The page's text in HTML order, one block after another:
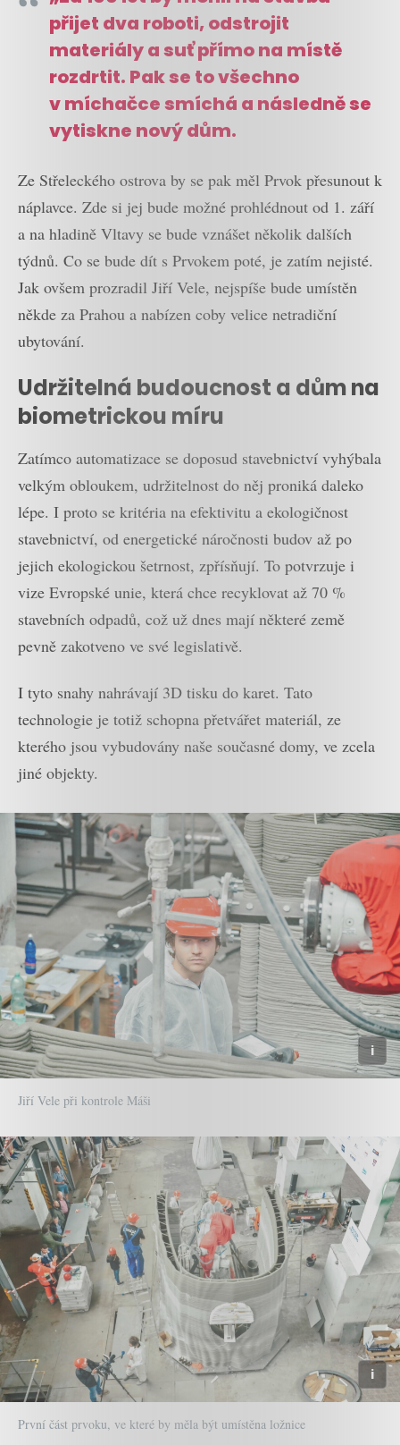
přijet dva roboti, odstrojit
materiály a suť přímo na místě
rozdrtit. Pak se to všechno
v míchačce smíchá a následně se
vytiskne nový dům.
Ze Střeleckého ostrova by se pak měl Prvok přesunout k
náplavce. Zde si jej bude možné prohlédnout od 1. září
a na hladině Vltavy se bude vznášet několik dalších
týdnů. Co se bude dít s Prvokem poté, je zatím nejisté.
Jak ovšem prozradil Jiří Vele, nejspíše bude umístěn
někde za Prahou a nabízen coby velice netradiční
ubytování.
Udržitelná budoucnost a dům na
biometrickou míru
Zatímco automatizace se doposud stavebnictví vyhýbala
velkým obloukem, udržitelnost do něj proniká daleko
lépe. I proto se kritéria na efektivitu a ekologičnost
stavebnictví, od energetické náročnosti budov až po
jejich ekologickou šetrnost, zpřísňují. To potvrzuje i
vize Evropské unie, která chce recyklovat až 70 %
stavebních odpadů, což už dnes mají některé země
pevně zakotveno ve své legislativě.
I tyto snahy nahrávají 3D tisku do karet. Tato
technologie je totiž schopna přetvářet materiál, ze
kterého jsou vybudovány naše současné domy, ve zcela
jiné objekty.
Jiří Vele při kontrole Máši
První část prvoku, ve které by měla být umístěna ložnice